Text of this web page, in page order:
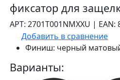
фиксатор для
АРТ: 2701T001NMXXU | EAN:
Добавить в сравнение
Финиш: черный
Варианты: